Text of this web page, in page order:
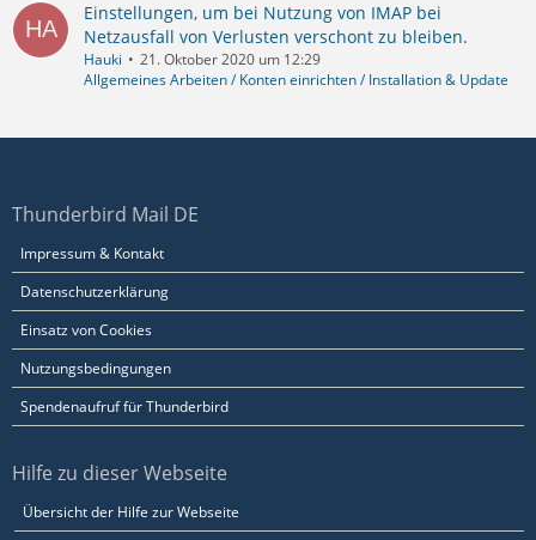
Einstellungen, um bei Nutzung von IMAP bei
Netzausfall von Verlusten verschont zu bleiben.
Hauki
21. Oktober 2020 um 12:29
Allgemeines Arbeiten / Konten einrichten / Installation & Update
Thunderbird Mail DE
Impressum & Kontakt
Datenschutzerklärung
Einsatz von Cookies
Nutzungsbedingungen
Spendenaufruf für Thunderbird
Hilfe zu dieser Webseite
Übersicht der Hilfe zur Webseite